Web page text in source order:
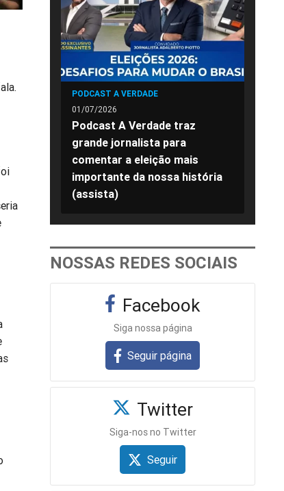
PODCAST A VERDADE
01/07/2026
Podcast A Verdade traz
grande jornalista para
comentar a eleição mais
importante da nossa história
(assista)
NOSSAS REDES SOCIAIS
Facebook
Siga nossa página
Seguir página
Twitter
Siga-nos no Twitter
Seguir